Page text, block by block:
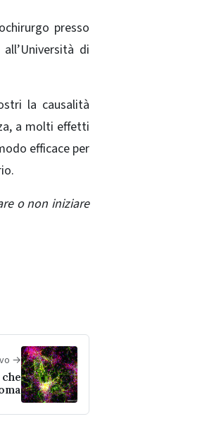
presso
di
la causalità
a molti effetti
efficace per
o non iniziare
→